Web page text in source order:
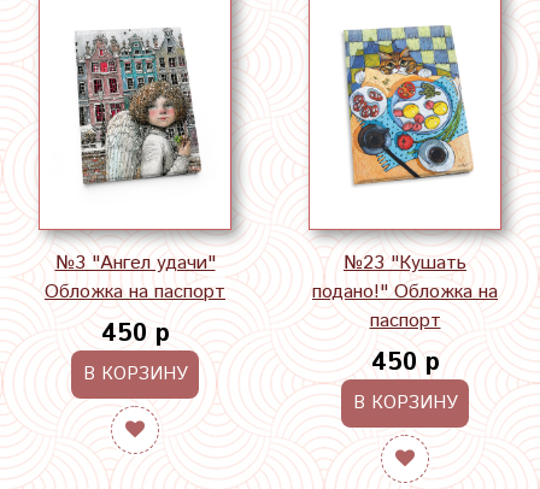
№3 "Ангел удачи"
Обложка на паспорт
450 р
В КОРЗИНУ
№23 "Кушать
подано!" Обложка на
паспорт
450 р
В КОРЗИНУ